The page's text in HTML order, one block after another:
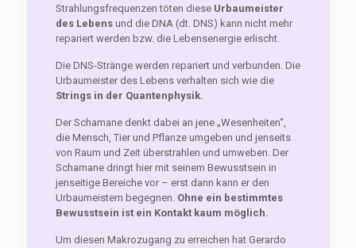
Strahlungsfrequenzen töten diese Urbaumeister
des Lebensund die DNA (dt. DNS) kann nicht mehr
repariert werden bzw. die Lebensenergie erlischt.
Die DNS-Stränge werden repariert und verbunden. Die
Urbaumeister des Lebens verhalten sich wie die
Strings in der Quantenphysik.
Der Schamane denkt dabei an jene „Wesenheiten“,
die Mensch, Tier und Pflanze umgeben und jenseits
von Raum und Zeit überstrahlen und umweben. Der
Schamane dringt hier mit seinem Bewusstsein in
jenseitige Bereiche vor – erst dann kann er den
Urbaumeistern begegnen. Ohne ein bestimmtes
Bewusstsein ist ein Kontakt kaum möglich.
Um diesen Makrozugang zu erreichen hat Gerardo